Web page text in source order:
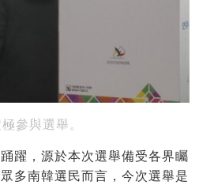
參與選舉。
躍，源於本次選舉備受各界矚
多南韓選民而言，今次選舉是